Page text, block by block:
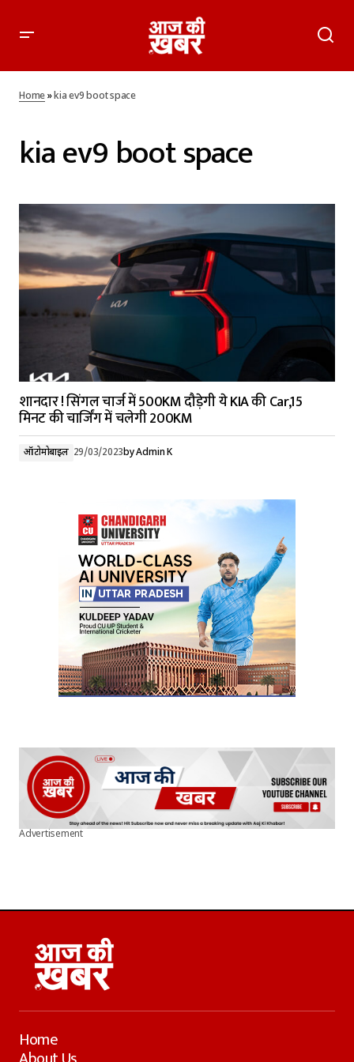
Home»kia ev9 boot space
kia ev9 boot space
शानदार ! सिंगल चार्ज में 500KM दौड़ेगी ये KIA की Car,15
मिनट की चार्जिंग में चलेगी 200KM
ऑटोमोबाइल 29/03/2023byAdmin K
Advertisement
Home